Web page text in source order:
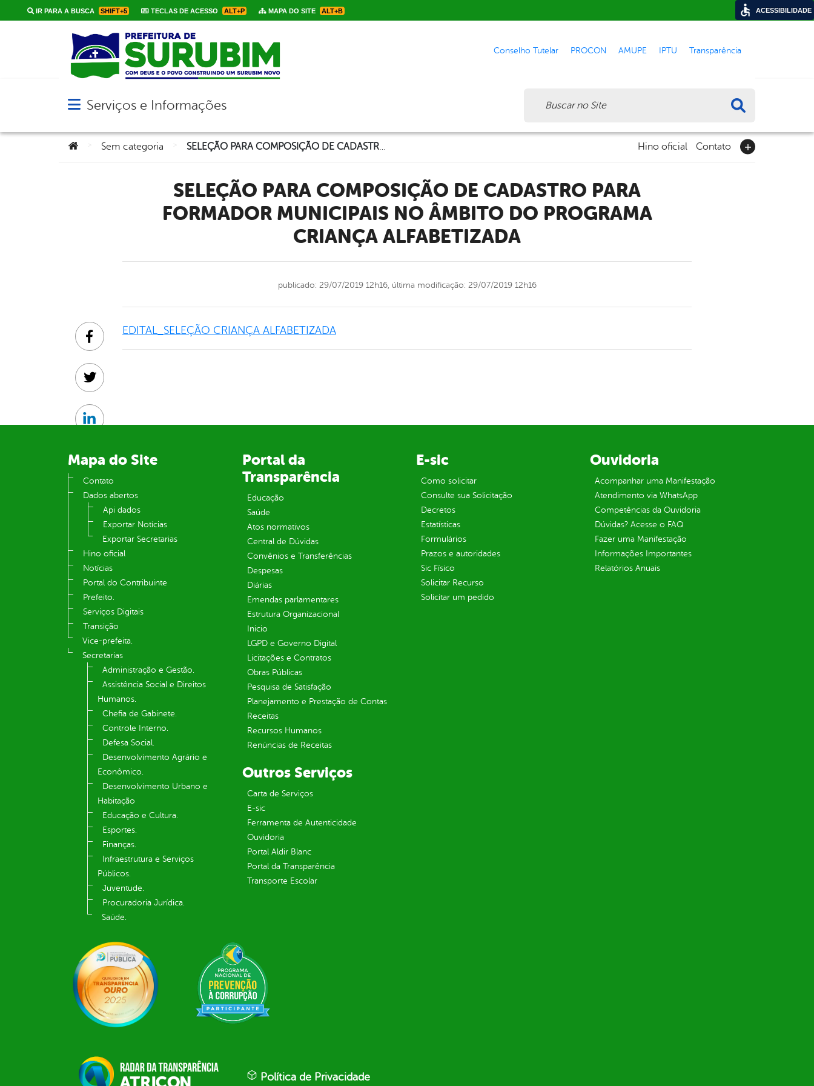
IR PARA A BUSCA SHIFT+5 TECLAS DE ACESSO ALT+P MAPA DO SITE ALT+B
Conselho Tutelar PROCON AMUPE IPTU Transparência
Abrir menu principal de navegação
Serviços e Informações
Você está aqui:Sem categoria SELEÇÃO PARA COMPOSIÇÃO DE CADASTRO PARA FORMADOR MUNICIPAIS NO ÂMBITO DO PROGRAMA CRIANÇA ALFABETIZADA Hino oficial Contato
SELEÇÃO PARA COMPOSIÇÃO DE CADASTRO PARA
FORMADOR MUNICIPAIS NO ÂMBITO DO PROGRAMA
CRIANÇA ALFABETIZADA
publicado: 29/07/2019 12h16, última modificação: 29/07/2019 12h16
EDITAL_SELEÇÃO CRIANÇA ALFABETIZADA
Facebook
Twitter
Linkedin
Mapa do Site
Contato
Dados abertos
Api dados
Exportar Notícias
Exportar Secretarias
Hino oficial
Notícias
Portal do Contribuinte
Prefeito.
Serviços Digitais
Transição
Vice-prefeita.
Secretarias
Administração e Gestão.
Assistência Social e Direitos
Humanos.
Chefia de Gabinete.
Controle Interno.
Defesa Social.
Desenvolvimento Agrário e
Econômico.
Desenvolvimento Urbano e
Habitação
Educação e Cultura.
Esportes.
Finanças.
Infraestrutura e Serviços
Públicos.
Juventude.
Procuradoria Jurídica.
Saúde.
Portal da
Transparência
Educação
Saúde
Atos normativos
Central de Dúvidas
Convênios e Transferências
Despesas
Diárias
Emendas parlamentares
Estrutura Organizacional
Inicio
LGPD e Governo Digital
Licitações e Contratos
Obras Públicas
Pesquisa de Satisfação
Planejamento e Prestação de Contas
Receitas
Recursos Humanos
Renúncias de Receitas
E-sic
Como solicitar
Consulte sua Solicitação
Decretos
Estatísticas
Formulários
Prazos e autoridades
Sic Físico
Solicitar Recurso
Solicitar um pedido
Ouvidoria
Acompanhar uma Manifestação
Atendimento via WhatsApp
Competências da Ouvidoria
Dúvidas? Acesse o FAQ
Fazer uma Manifestação
Informações Importantes
Relatórios Anuais
Outros Serviços
Carta de Serviços
E-sic
Ferramenta de Autenticidade
Ouvidoria
Portal Aldir Blanc
Portal da Transparência
Transporte Escolar
Política de Privacidade
ACESSIBILIDADE